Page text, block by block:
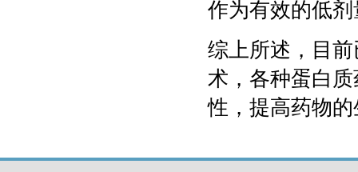
作为有效的低
综上所述，目
术，各种蛋白
性，提高药物